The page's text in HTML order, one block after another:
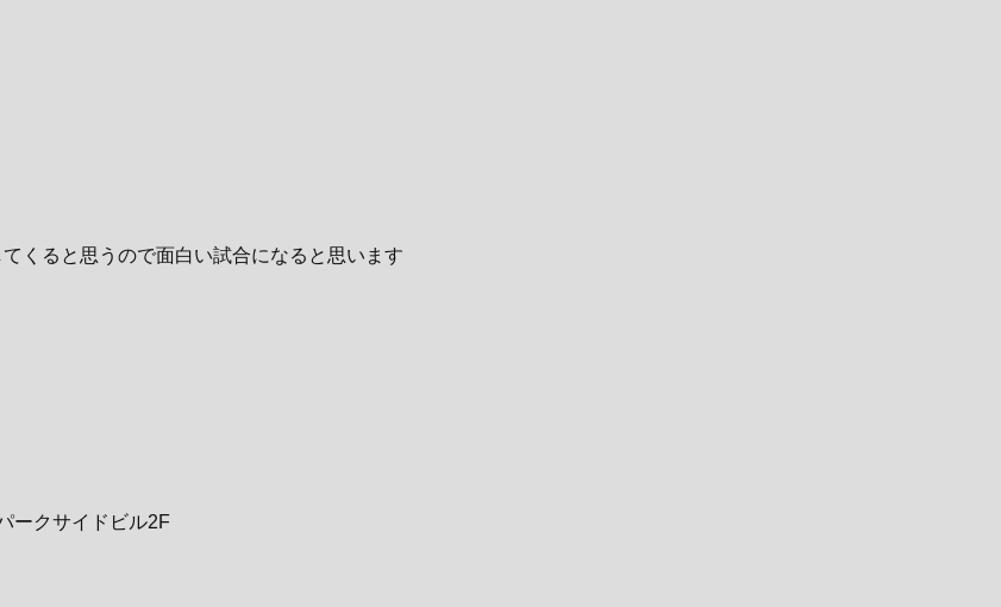
くると思うので面白い試合になると思います
ークサイドビル2F